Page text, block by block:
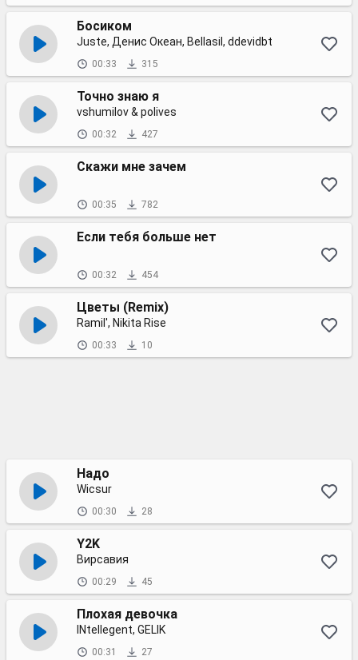
Босиком
Juste, Денис Океан, Bellasil, ddevidbt
00:33 315
Точно знаю я
vshumilov & polives
00:32 427
Скажи мне зачем
00:35 782
Если тебя больше нет
00:32 454
Цветы (Remix)
Ramil', Nikita Rise
00:33 10
Надо
Wicsur
00:30 28
Y2K
Вирсавия
00:29 45
Плохая девочка
INtellegent, GELIK
00:31 27